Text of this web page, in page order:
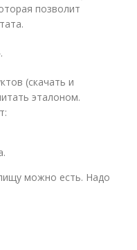
позволит
(скачать и
эталоном.
можно есть. Надо